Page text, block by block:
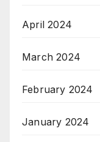
April 2024
March 2024
February 2024
January 2024